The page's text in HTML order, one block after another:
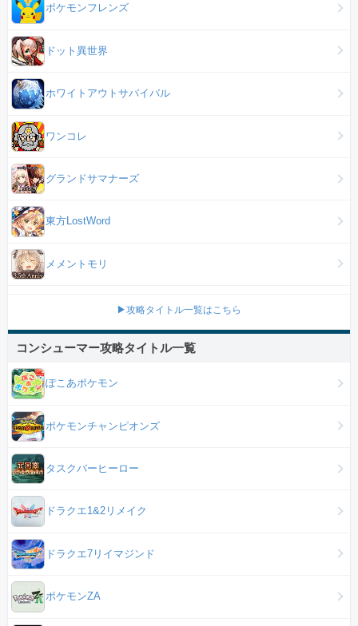
ポケモンフレンズ
ドット異世界
ホワイトアウトサバイバル
ワンコレ
グランドサマナーズ
東方LostWord
メメントモリ
▶攻略タイトル一覧はこちら
コンシューマー攻略タイトル一覧
ぽこあポケモン
ポケモンチャンピオンズ
タスクバーヒーロー
ドラクエ1&2リメイク
ドラクエ7リイマジンド
ポケモンZA